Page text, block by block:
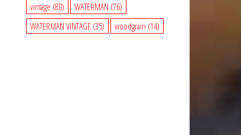
vintage (80) WATERMAN (76)
WATERMAN VINTAGE (35) woodgrain (14)